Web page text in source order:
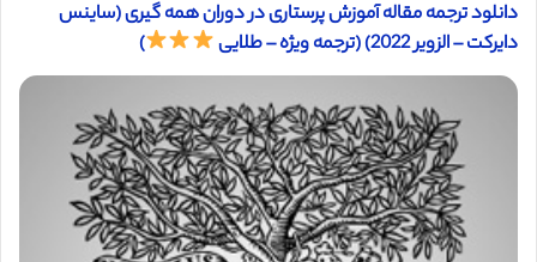
دانلود ترجمه مقاله آموزش پرستاری در دوران همه گیری (ساینس
دایرکت – الزویر 2022) (ترجمه ویژه – طلایی
)